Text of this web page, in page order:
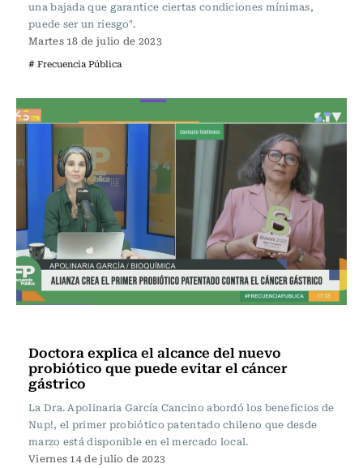
una bajada que garantice ciertas condiciones mínimas,
puede ser un riesgo".
Martes 18 de julio de 2023
# Frecuencia Pública
Doctora explica el alcance del nuevo
probiótico que puede evitar el cáncer
gástrico
La Dra. Apolinaria García Cancino abordó los beneficios de
Nup!, el primer probiótico patentado chileno que desde
marzo está disponible en el mercado local.
Viernes 14 de julio de 2023